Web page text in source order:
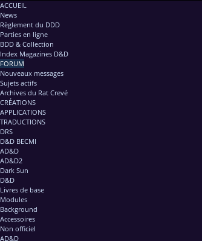
ACCUEIL
News
Règlement du DDD
Parties en ligne
BDD & Collection
Index Magazines D&D
FORUM
Nouveaux messages
Sujets actifs
Archives du Rat Crevé
CRÉATIONS
APPLICATIONS
TRADUCTIONS
DRS
D&D BECMI
AD&D
AD&D2
Dark Sun
D&D
Livres de base
Modules
Background
Accessoires
Non officiel
AD&D